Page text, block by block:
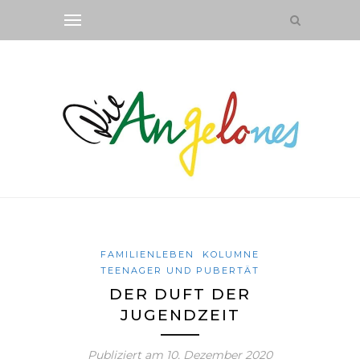
FAMILIENLEBEN
KOLUMNE
TEENAGER UND PUBERTÄT
DER DUFT DER
JUGENDZEIT
Publiziert am 10. Dezember 2020